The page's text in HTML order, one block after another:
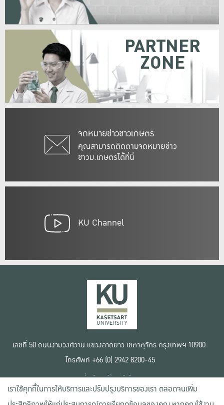
จดหมายข่าวชาวเกษตร
คุณสามารถติดตามจดหมายข่าว
ชาวม.เกษตรได้ที่นี่
PARTNER
ZONE
KU Channel
เลขที่ 50 ถนนงามวงศ์วาน แขวงลาดยาว เขตจตุจักร กรุงเทพฯ 10900
โทรศัพท์ +66 (0) 2942 8200-45
เงื่อนไขการใช้งานเว็บไซต์
ข้อตกลงด้านสิทธิ์ใช้งาน
นโยบายความเป็นส่วนตัว
เราใช้คุกกี้ในการให้บริการและปรับปรุงบริการของเรา ตลอดจนเพิ่ม